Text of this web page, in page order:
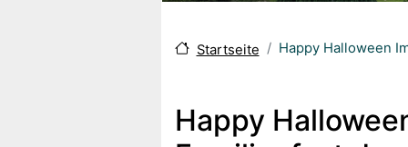
Startseite Happy Halloween
Happy